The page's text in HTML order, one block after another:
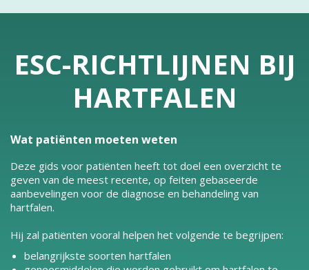
ESC-RICHTLIJNEN BIJ
HARTFALEN
Wat patiënten moeten weten
Deze gids voor patiënten heeft tot doel een overzicht te
geven van de meest recente, op feiten gebaseerde
aanbevelingen voor de diagnose en behandeling van
hartfalen.
Hij zal patiënten vooral helpen het volgende te begrijpen:
belangrijkste soorten hartfalen